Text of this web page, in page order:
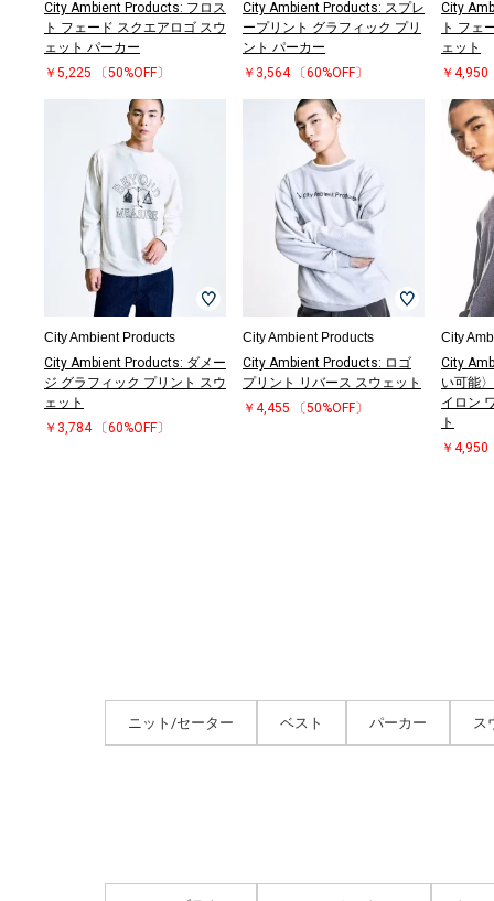
City Ambient Products: フロス
ト フェード スクエアロゴ スウ
ェット パーカー
￥5,225
〔50%OFF〕
City Ambient Products: スプレ
ープリント グラフィック プリ
ント パーカー
￥3,564
〔60%OFF〕
City
ト フェ
ェット
￥4,950
City Ambient Products
City Ambient Products: ダメー
ジ グラフィック プリント スウ
ェット
￥3,784
〔60%OFF〕
City Ambient Products
City Ambient Products: ロゴ
プリント リバース スウェット
￥4,455
〔50%OFF〕
City
City
い可能
イロン
ト
￥4,950
ニット/セーター ベスト パーカー ス